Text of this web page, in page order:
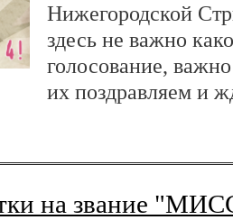
Нижегородской
здесь не важно
голосование,
их поздравляем и
на звание